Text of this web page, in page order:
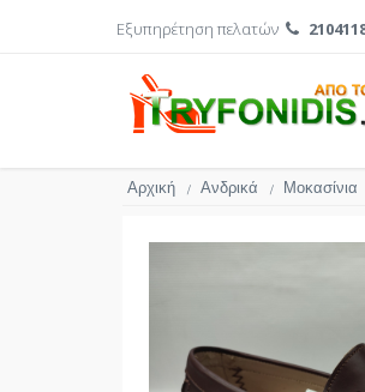
Εξυπηρέτηση πελατών
Αρχική / Ανδρικά / Μοκασίνια